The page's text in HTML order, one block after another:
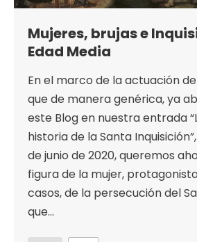
Mujeres, brujas e
Edad Media
En el marco de la actuación
que de manera genérica, ya
este Blog en nuestra entrada
historia de la Santa
de junio de 2020, queremos
figura de la mujer,
casos, de la persecución del
que…